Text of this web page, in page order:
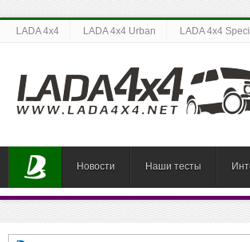
LADA 4x4 LADA 4x4 Urban LADA 4x4
Новости Наши тесты